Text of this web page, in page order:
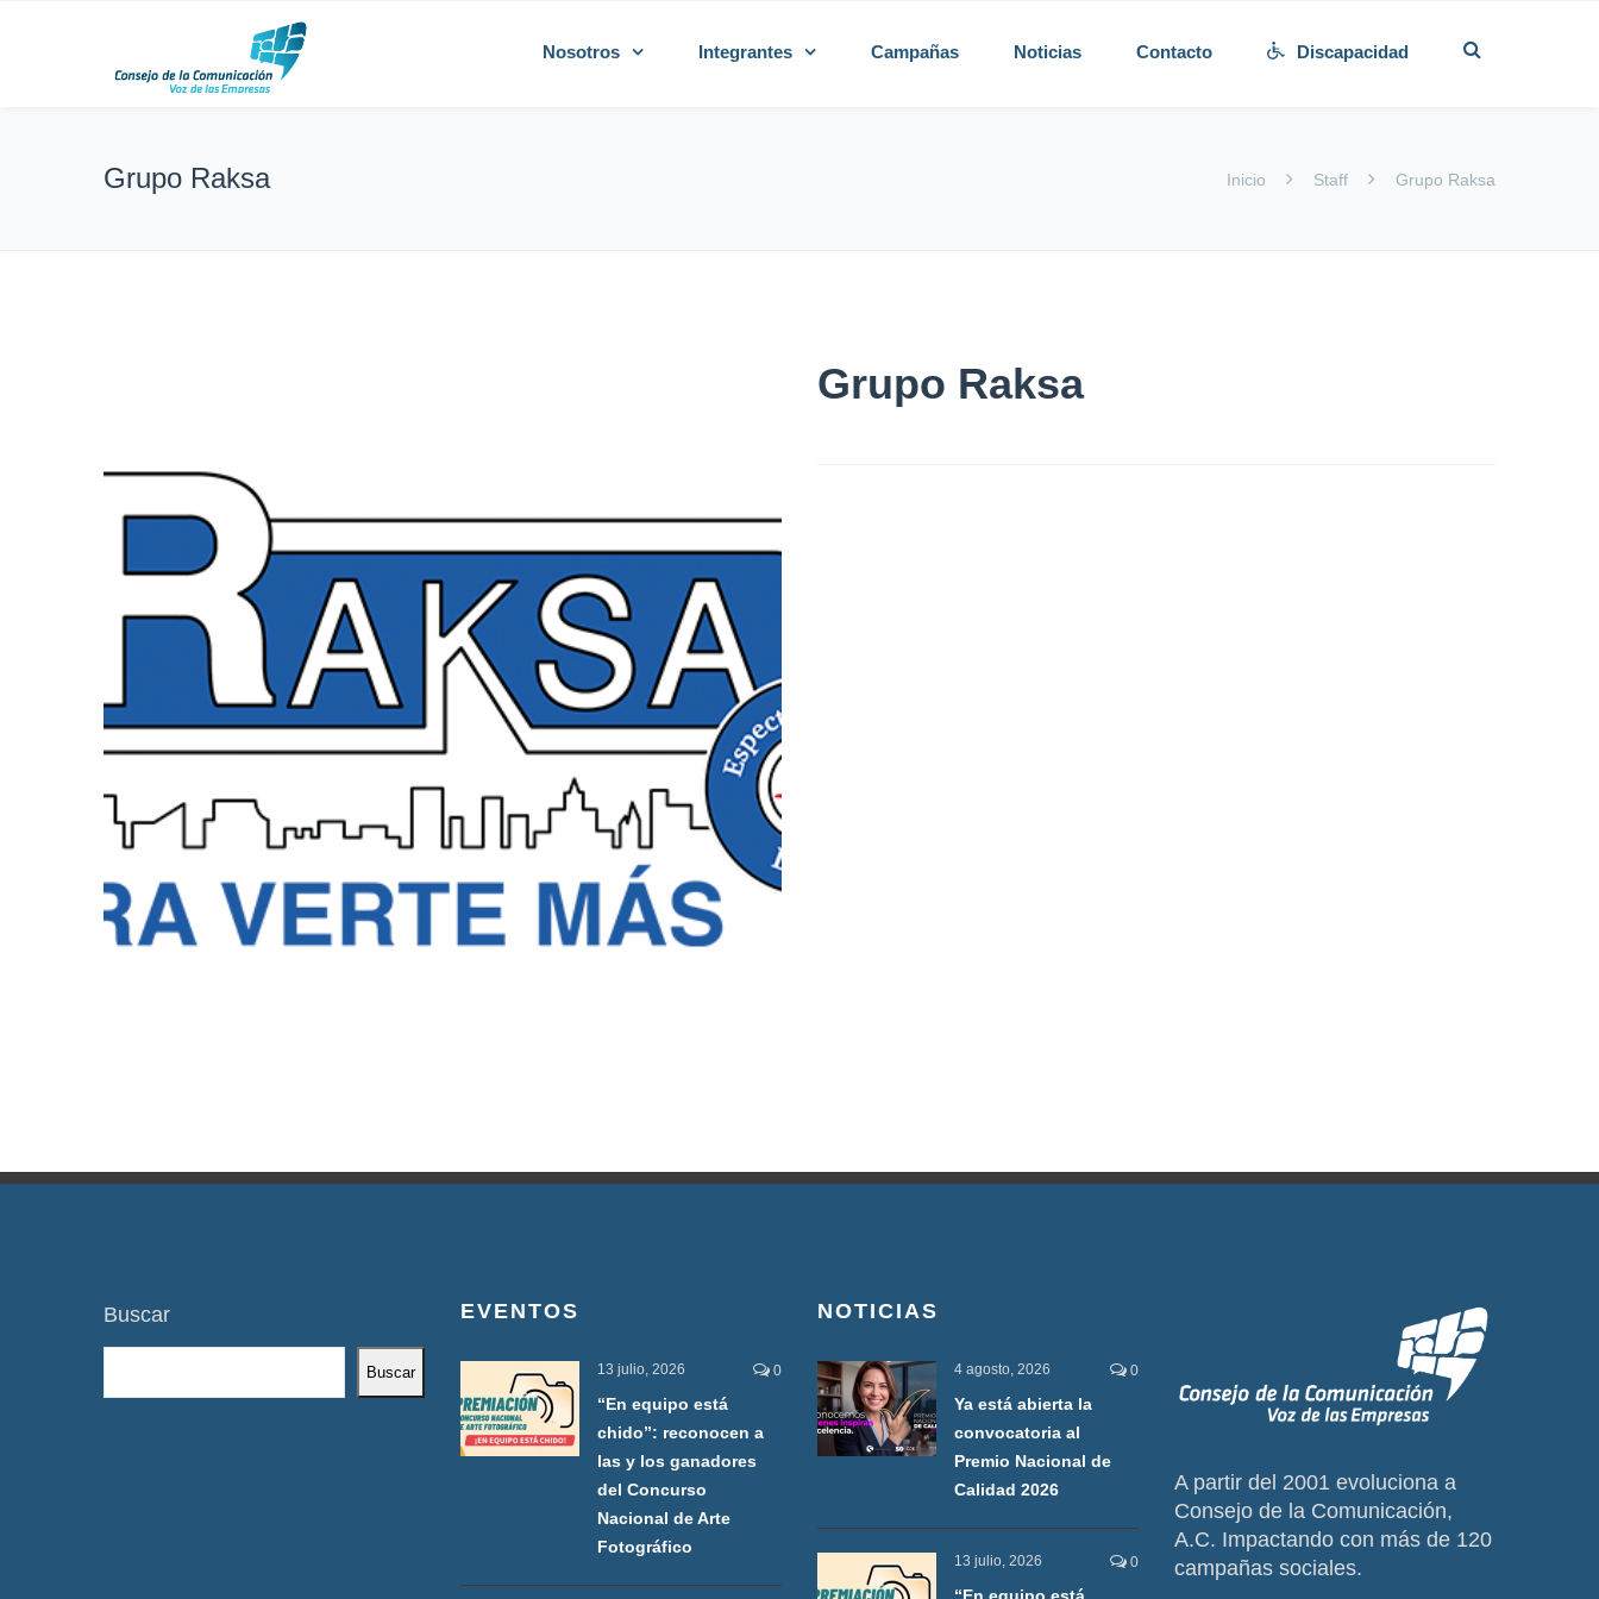
Nosotros Integrantes Campañas Noticias Contacto Discapacidad
Grupo Raksa Inicio Staff Grupo Raksa
Grupo Raksa
Buscar
Buscar
EVENTOS
13 julio, 2026 0
“En equipo está
chido”: reconocen a
las y los ganadores
del Concurso
Nacional de Arte
Fotográfico
NOTICIAS
4 agosto, 2026 0
Ya está abierta la
convocatoria al
Premio Nacional de
Calidad 2026
13 julio, 2026 0
A partir del 2001 evoluciona a
Consejo de la Comunicación,
A.C. Impactando con más de 120
campañas sociales.